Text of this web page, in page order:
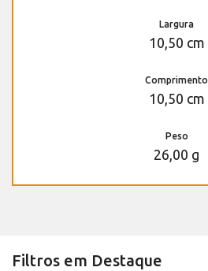
Largura
10,50 cm
Comprimento
10,50 cm
Peso
26,00 g
Filtros em Destaque